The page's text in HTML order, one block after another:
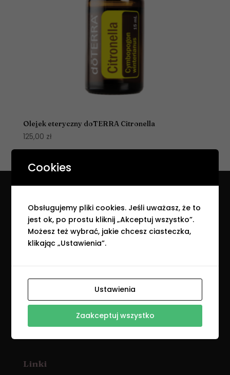
Olejek eteryczny dōTERRA Citronella
125,00 zł
odkrywamy przyrodę dzięki warsztatom,
aromaterapii, poznawaniu świata rośli, ziół,
dzikich roślin jadalnych i naturalnych metod
Linki
Cookies
Obsługujemy pliki cookies. Jeśli uważasz, że to
jest ok, po prostu kliknij „Akceptuj wszystko”.
Możesz też wybrać, jakie chcesz ciasteczka,
klikając „Ustawienia”.
Ustawienia
Zaakceptuj wszystko